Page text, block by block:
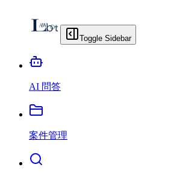
Toggle Sidebar
AI 問答
案件管理